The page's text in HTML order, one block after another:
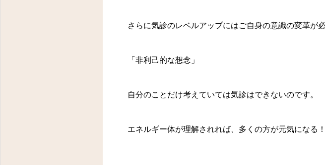
さらに気診のレベルアップにはご自身の意識の変革が必
「非利己的な想念」
自分のことだけ考えていては気診はできないのです。
エネルギー体が理解されれば、多くの方が元気になる